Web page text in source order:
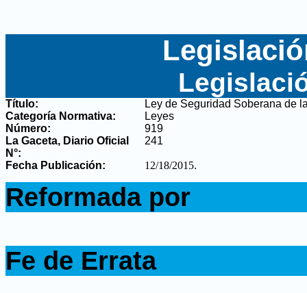
Título:
Ley de Seguridad Soberana de
Categoría Normativa:
Leyes
Número:
919
La Gaceta, Diario Oficial
N°:
241
Fecha Publicación: 12/18/2015.
Reformada por
Fe de Errata